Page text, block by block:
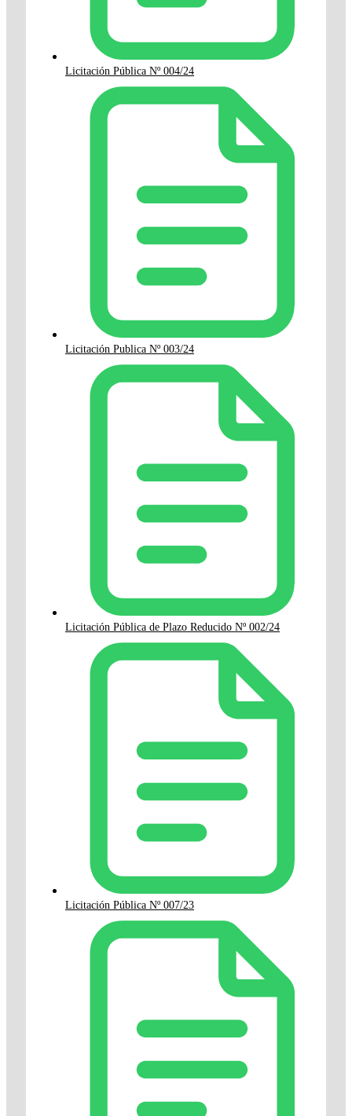
Licitación Pública Nº 004/24
Licitación Publica Nº 003/24
Licitación Pública de Plazo Reducido Nº 002/24
Licitación Pública Nº 007/23